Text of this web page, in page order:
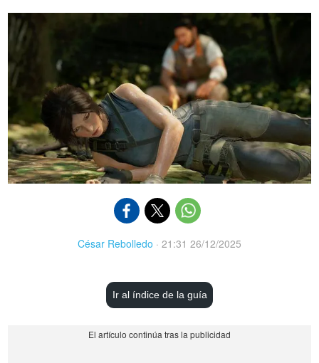
César Rebolledo · 21:31 26/12/2025
Ir al índice de la guía